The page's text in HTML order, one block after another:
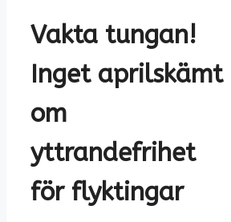
Vakta tungan!
Inget aprilskämt
om
yttrandefrihet
för flyktingar